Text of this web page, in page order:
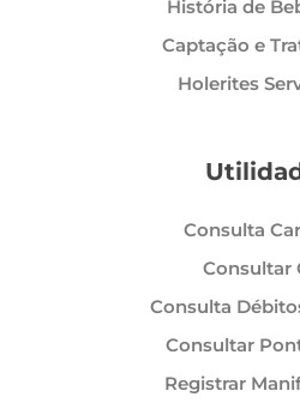
História de
Captação e
Holerites
Consulta
Consultar
Consulta
Consultar
Registrar